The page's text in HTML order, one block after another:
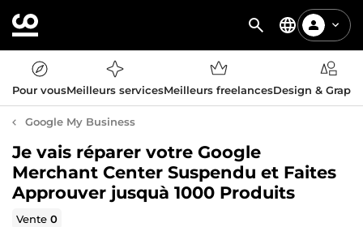
Pour vousMeilleurs servicesMeilleurs freelancesDesign &
Google My Business
Je vais réparer votre Google
Merchant Center Suspendu et Faites
Approuver jusquà 1000 Produits
Vente0